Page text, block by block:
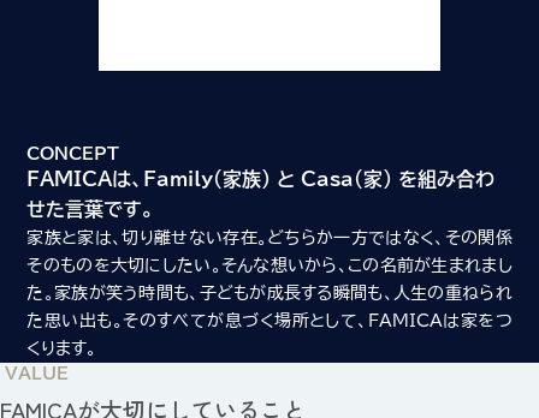
CONCEPT
FAMICAは、Family（家族） と Casa（家） を組み合わ
せた言葉です。
家族と家は、切り離せない存在。どちらか一方ではなく、その関係
そのものを大切にしたい。そんな想いから、この名前が生まれまし
た。家族が笑う時間も、子どもが成長する瞬間も、人生の重ねられ
た思い出も。そのすべてが息づく場所として、FAMICAは家をつ
くります。
VALUE
FAMICAが大切にしていること